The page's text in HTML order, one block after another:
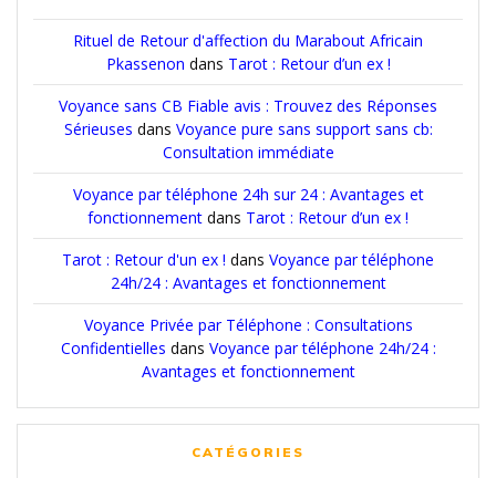
Rituel de Retour d'affection du Marabout Africain
Pkassenon dans Tarot : Retour d’un ex !
Voyance sans CB Fiable avis : Trouvez des Réponses
Sérieuses dans Voyance pure sans support sans cb:
Consultation immédiate
Voyance par téléphone 24h sur 24 : Avantages et
fonctionnement dans Tarot : Retour d’un ex !
Tarot : Retour d'un ex ! dans Voyance par téléphone
24h/24 : Avantages et fonctionnement
Voyance Privée par Téléphone : Consultations
Confidentielles dans Voyance par téléphone 24h/24 :
Avantages et fonctionnement
CATÉGORIES